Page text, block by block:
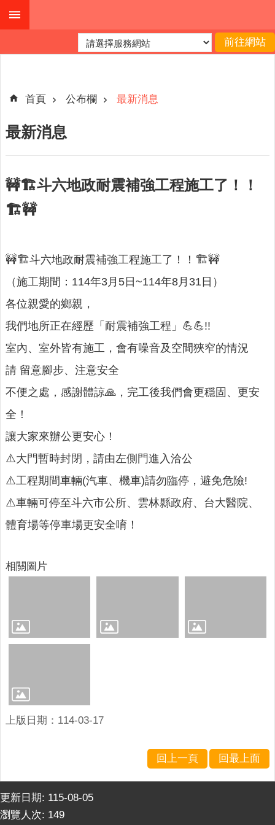
跳到主要內容區塊
階
公
布
關
於
查
詢
系
統
便
民
服
務
資
訊
開
民
意
流
相
結
園
地
導
相
關
首頁 公布欄 最新消息
最新消息
🚧🏗️斗六地政耐震補強工程施工了！！
🏗️🚧
🚧🏗️斗六地政耐震補強工程施工了！！🏗️🚧
（施工期間：114年3月5日~114年8月31日）
各位親愛的鄉親，
我們地所正在經歷「耐震補強工程」💪💪!!
室內、室外皆有施工，會有噪音及空間狹窄的情況
請 留意腳步、注意安全
不便之處，感謝體諒🙏，完工後我們會更穩固、更安
全！
讓大家來辦公更安心！
⚠️大門暫時封閉，請由左側門進入洽公
⚠️工程期間車輛(汽車、機車)請勿臨停，避免危險!
⚠️車輛可停至斗六市公所、雲林縣政府、台大醫院、
體育場等停車場更安全唷！
相關圖片
上版日期：114-03-17
回上一頁 回最上面
更新日期: 115-08-05
瀏覽人次: 149